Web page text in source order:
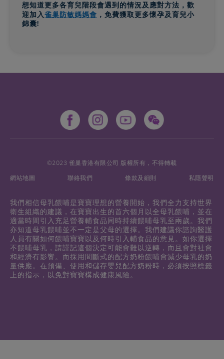
想知道更多各育兒階段會遇到的情況及應對方法，歡
迎加入雀巢防敏媽媽會 ，免費獲取更多懷孕及育兒小
錦囊!
©2023 雀巢香港有限公司 版權所有，不得轉載
網站地圖
聯絡我們 條款及細則 私隱聲明
我們相信母乳餵哺是寶寶理想的營養開始，我們全力支持世界
衛生組織的建議，在寶寶出生的首六個月以全母乳餵哺，並在
適當時間引入充足營養輔食品同時持續餵哺母乳至兩歲。我們
亦知道母乳餵哺並不一定是父母的選擇。我們建議你諮詢醫護
人員有關如何餵哺寶寶以及何時引入輔食品的意見。如你選擇
不餵哺母乳，請謹記這個決定可能會難以逆轉，而且會對社會
和經濟有影響。而採用間斷式的配方奶粉餵哺會減少母乳的奶
量供應。在預備、使用和儲存嬰兒配方奶粉時，必須按照標籤
上的指示，以免對寶寶構成健康風險。